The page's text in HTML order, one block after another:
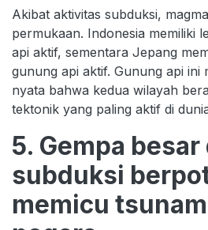
Akibat aktivitas subduksi,
permukaan. Indonesia memiliki
api aktif, sementara Jepang
gunung api aktif. Gunung api ini
nyata bahwa kedua wilayah
tektonik yang paling aktif di
5. Gempa besar
subduksi
memicu